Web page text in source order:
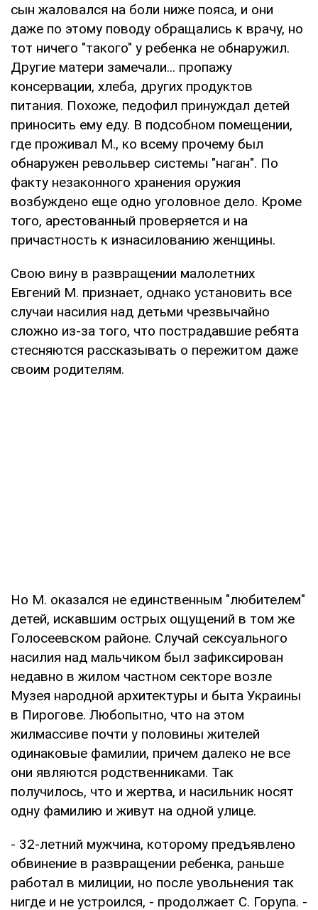
сын жаловался на боли ниже пояса, и они
даже по этому поводу обращались к врачу, но
тот ничего "такого" у ребенка не обнаружил.
Другие матери замечали... пропажу
консервации, хлеба, других продуктов
питания. Похоже, педофил принуждал детей
приносить ему еду. В подсобном помещении,
где проживал М., ко всему прочему был
обнаружен револьвер системы "наган". По
факту незаконного хранения оружия
возбуждено еще одно уголовное дело. Кроме
того, арестованный проверяется и на
причастность к изнасилованию женщины.
Свою вину в развращении малолетних
Евгений М. признает, однако установить все
случаи насилия над детьми чрезвычайно
сложно из-за того, что пострадавшие ребята
стесняются рассказывать о пережитом даже
своим родителям.
Но М. оказался не единственным "любителем"
детей, искавшим острых ощущений в том же
Голосеевском районе. Случай сексуального
насилия над мальчиком был зафиксирован
недавно в жилом частном секторе возле
Музея народной архитектуры и быта Украины
в Пирогове. Любопытно, что на этом
жилмассиве почти у половины жителей
одинаковые фамилии, причем далеко не все
они являются родственниками. Так
получилось, что и жертва, и насильник носят
одну фамилию и живут на одной улице.
- 32-летний мужчина, которому предъявлено
обвинение в развращении ребенка, раньше
работал в милиции, но после увольнения так
нигде и не устроился, - продолжает С. Горупа. -